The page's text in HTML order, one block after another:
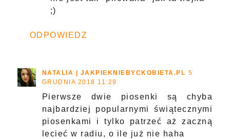
;)
ODPOWIEDZ
NATALIA | JAKPIEKNIEBYCKOBIETA.PL 5
GRUDNIA 2018 11:29
Pierwsze dwie piosenki są chyba
najbardziej popularnymi świątecznymi
piosenkami i tylko patrzeć aż zaczną
lecieć w radiu, o ile już nie haha